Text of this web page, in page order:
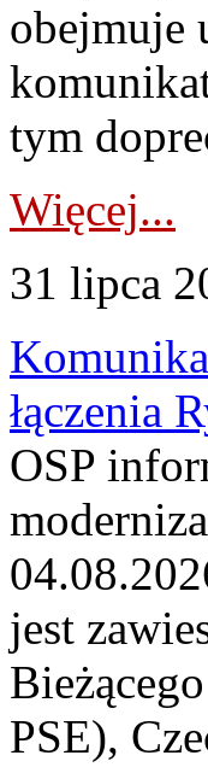
obejmuje
tym
Więcej...
31 lipca
łączenia
OSP
jest
PSE),